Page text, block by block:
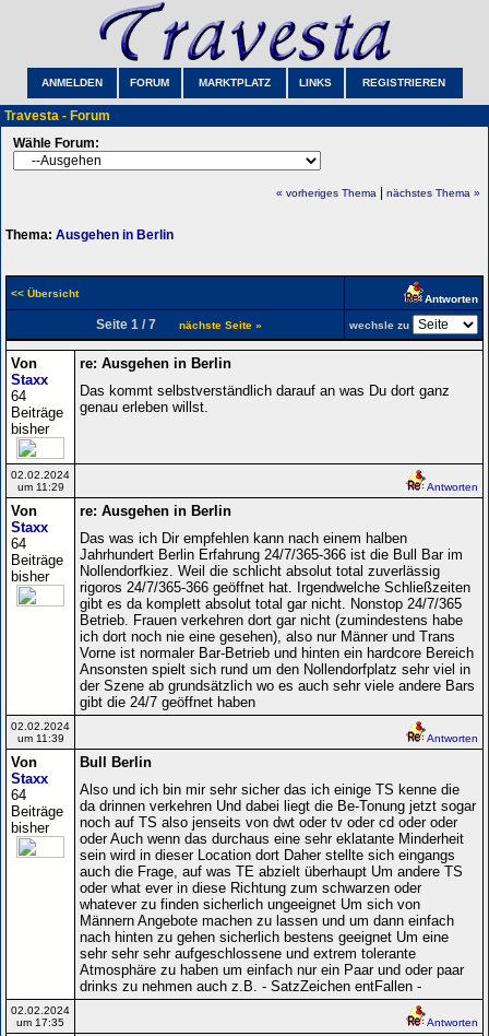
ANMELDEN FORUM MARKTPLATZ LINKS REGISTRIEREN
Travesta - Forum
Wähle Forum:
« vorheriges Thema nächstes Thema »
Thema: Ausgehen in Berlin
<< Übersicht Antworten
Seite 1 / 7 nächste Seite » wechsle zu
Von
Staxx
64
Beiträge
bisher
re: Ausgehen in Berlin
Das kommt selbstverständlich darauf an was Du dort ganz
genau erleben willst.
02.02.2024
um 11:29
Antworten
Von
Staxx
64
Beiträge
bisher
re: Ausgehen in Berlin
Das was ich Dir empfehlen kann nach einem halben
Jahrhundert Berlin Erfahrung 24/7/365-366 ist die Bull Bar im
Nollendorfkiez. Weil die schlicht absolut total zuverlässig
rigoros 24/7/365-366 geöffnet hat. Irgendwelche Schließzeiten
gibt es da komplett absolut total gar nicht. Nonstop 24/7/365
Betrieb. Frauen verkehren dort gar nicht (zumindestens habe
ich dort noch nie eine gesehen), also nur Männer und Trans
Vorne ist normaler Bar-Betrieb und hinten ein hardcore Bereich
Ansonsten spielt sich rund um den Nollendorfplatz sehr viel in
der Szene ab grundsätzlich wo es auch sehr viele andere Bars
gibt die 24/7 geöffnet haben
02.02.2024
um 11:39
Antworten
Von
Staxx
64
Beiträge
bisher
Bull Berlin
Also und ich bin mir sehr sicher das ich einige TS kenne die
da drinnen verkehren Und dabei liegt die Be-Tonung jetzt sogar
noch auf TS also jenseits von dwt oder tv oder cd oder oder
oder Auch wenn das durchaus eine sehr eklatante Minderheit
sein wird in dieser Location dort Daher stellte sich eingangs
auch die Frage, auf was TE abzielt überhaupt Um andere TS
oder what ever in diese Richtung zum schwarzen oder
whatever zu finden sicherlich ungeeignet Um sich von
Männern Angebote machen zu lassen und um dann einfach
nach hinten zu gehen sicherlich bestens geeignet Um eine
sehr sehr sehr aufgeschlossene und extrem tolerante
Atmosphäre zu haben um einfach nur ein Paar und oder paar
drinks zu nehmen auch z.B. - SatzZeichen entFallen -
02.02.2024
um 17:35
Antworten